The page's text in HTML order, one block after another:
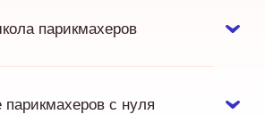
парикмахеров
с нуля